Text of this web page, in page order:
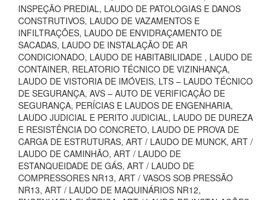
INSPEÇÃO PREDIAL, LAUDO DE PATOLOGIAS E DANOS
CONSTRUTIVOS, LAUDO DE VAZAMENTOS E
INFILTRAÇÕES, LAUDO DE ENVIDRAÇAMENTO DE
SACADAS, LAUDO DE INSTALAÇÃO DE AR
CONDICIONADO, LAUDO DE HABITABILIDADE , LAUDO DE
CONTAINER, RELATORIO TÉCNICO DE VIZINHANÇA,
LAUDO DE VISTORIA DE IMÓVEIS, LTS – LAUDO TÉCNICO
DE SEGURANÇA, AVS – AUTO DE VERIFICAÇÃO DE
SEGURANÇA, PERÍCIAS E LAUDOS DE ENGENHARIA,
LAUDO JUDICIAL E PERITO JUDICIAL, LAUDO DE DUREZA
E RESISTÊNCIA DO CONCRETO, LAUDO DE PROVA DE
CARGA DE ESTRUTURAS, ART / LAUDO DE MUNCK, ART /
LAUDO DE CAMINHÃO, ART / LAUDO DE
ESTANQUEIDADE DE GÁS, ART / LAUDO DE
COMPRESSORES NR13, ART / VASOS SOB PRESSÃO
NR13, ART / LAUDO DE MAQUINÁRIOS NR12,